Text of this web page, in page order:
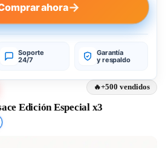
ahora→
Soporte
24/7
Garantía
y respaldo
+500 vendidos
Edición Especial x3